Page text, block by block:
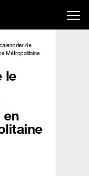
de
Métropolitaine
le
en